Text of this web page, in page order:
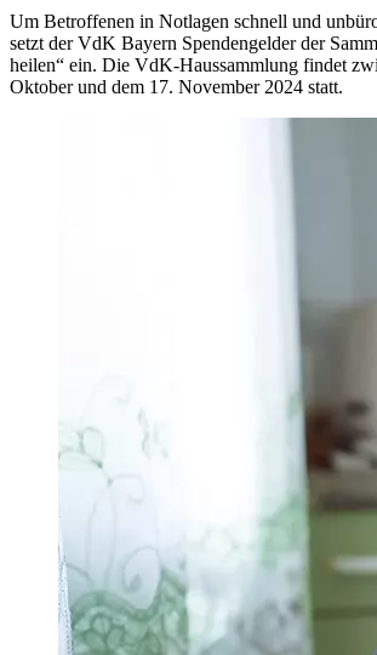
Um Betroffenen in Notlagen schnell und
setzt der VdK Bayern Spendengelder der
heilen“ ein. Die VdK-Haussammlung findet
Oktober und dem 17. November 2024 statt.